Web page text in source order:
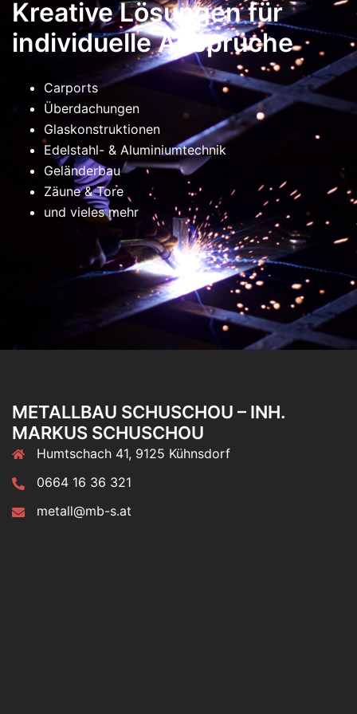
Kreative Lösungen für
individuelle Ansprüche
Carports
Überdachungen
Glaskonstruktionen
Edelstahl- & Aluminiumtechnik
Geländerbau
Zäune & Tore
und vieles mehr
METALLBAU SCHUSCHOU – INH.
MARKUS SCHUSCHOU
Humtschach 41, 9125 Kühnsdorf
0664 16 36 321
metall@mb-s.at